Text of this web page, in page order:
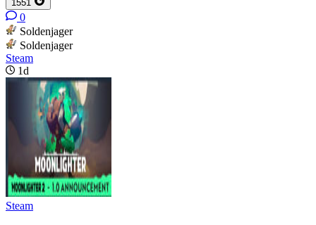
1551
0
Soldenjager
Soldenjager
Steam
1d
Steam